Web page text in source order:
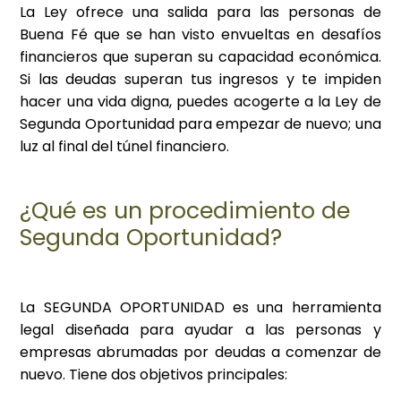
La Ley ofrece una salida para las personas de
Buena Fé que se han visto envueltas en desafíos
financieros que superan su capacidad económica.
Si las deudas superan tus ingresos y te impiden
hacer una vida digna, puedes acogerte a la Ley de
Segunda Oportunidad para empezar de nuevo; una
luz al final del túnel financiero.
¿Qué es un procedimiento de
Segunda Oportunidad?
La SEGUNDA OPORTUNIDAD es una herramienta
legal diseñada para ayudar a las personas y
empresas abrumadas por deudas a comenzar de
nuevo. Tiene dos objetivos principales: